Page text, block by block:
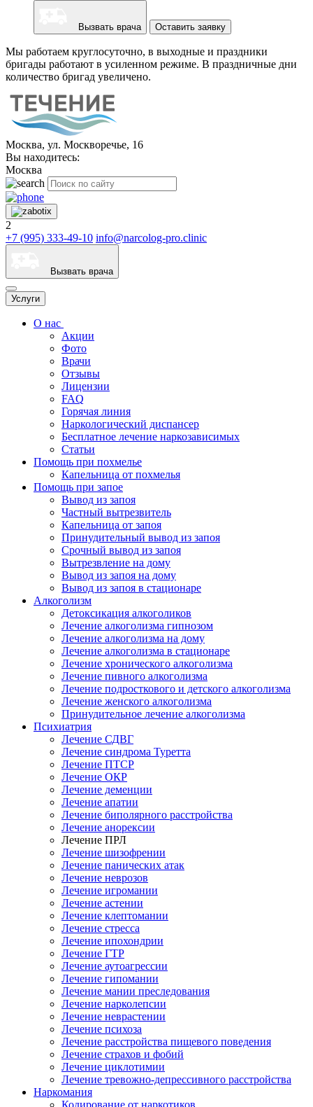
Вызвать врача Оставить заявку
Мы работаем круглосуточно, в выходные и праздники
бригады работают в усиленном режиме. В праздничные дни
количество бригад увеличено.
Москва, ул. Москворечье, 16
Вы находитесь:
Москва
2
+7 (995) 333-49-10 info@narcolog-pro.clinic
Вызвать врача
Услуги
О нас
Акции
Фото
Врачи
Отзывы
Лицензии
FAQ
Горячая линия
Наркологический диспансер
Бесплатное лечение наркозависимых
Статьи
Помощь при похмелье
Капельница от похмелья
Помощь при запое
Вывод из запоя
Частный вытрезвитель
Капельница от запоя
Принудительный вывод из запоя
Срочный вывод из запоя
Вытрезвление на дому
Вывод из запоя на дому
Вывод из запоя в стационаре
Алкоголизм
Детоксикация алкоголиков
Лечение алкоголизма гипнозом
Лечение алкоголизма на дому
Лечение алкоголизма в стационаре
Лечение хронического алкоголизма
Лечение пивного алкоголизма
Лечение подросткового и детского алкоголизма
Лечение женского алкоголизма
Принудительное лечение алкоголизма
Психиатрия
Лечение СДВГ
Лечение синдрома Туретта
Лечение ПТСР
Лечение ОКР
Лечение деменции
Лечение апатии
Лечение биполярного расстройства
Лечение анорексии
Лечение ПРЛ
Лечение шизофрении
Лечение панических атак
Лечение неврозов
Лечение игромании
Лечение астении
Лечение клептомании
Лечение стресса
Лечение ипохондрии
Лечение ГТР
Лечение аутоагрессии
Лечение гипомании
Лечение мании преследования
Лечение нарколепсии
Лечение неврастении
Лечение психоза
Лечение расстройства пищевого поведения
Лечение страхов и фобий
Лечение циклотимии
Лечение тревожно-депрессивного расстройства
Наркомания
Кодирование от наркотиков